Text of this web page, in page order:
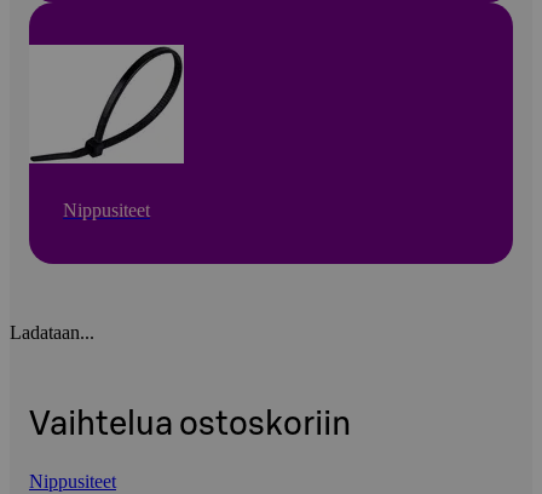
Nippusiteet
Ladataan...
Vaihtelua ostoskoriin
Nippusiteet